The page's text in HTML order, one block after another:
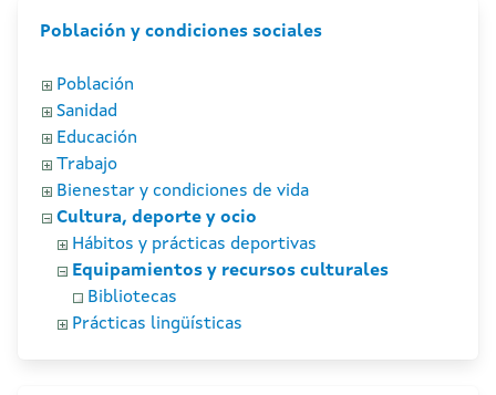
Población y condiciones sociales
Población
Sanidad
Educación
Trabajo
Bienestar y condiciones de vida
Cultura, deporte y ocio
Hábitos y prácticas deportivas
Equipamientos y recursos culturales
Bibliotecas
Prácticas lingüísticas